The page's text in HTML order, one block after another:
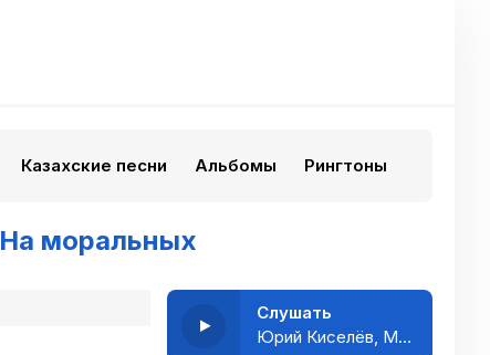
Казахские песни Альбомы Рингтоны
На моральных
Слушать
Юрий Киселёв, МОТ, Мари Краймбрери - На моральных